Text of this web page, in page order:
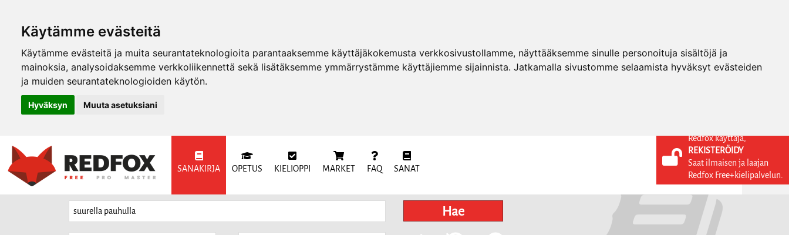
Käytämme evästeitä
Käytämme evästeitä ja muita seurantateknologioita parantaaksemme käyttäjäkokemusta verkkosivustollamme, näyttääksemme sinulle personoituja sisältöjä ja
mainoksia, analysoidaksemme verkkoliikennettä sekä lisätäksemme ymmärrystämme käyttäjiemme sijainnista. Jatkamalla sivustomme selaamista hyväksyt evästeiden
ja muiden seurantateknologioiden käytön.
Hyväksyn Muuta asetuksiani
SANAKIRJA OPETUS KIELIOPPI MARKET FAQ SANAT
KIRJAUDU SISÄÄN
REKISTERÖIDY
Hae
Redfox käyttäjä,
REKISTERÖIDY
Saat ilmaisen ja laajan
Redfox Free+kielipalvelun.